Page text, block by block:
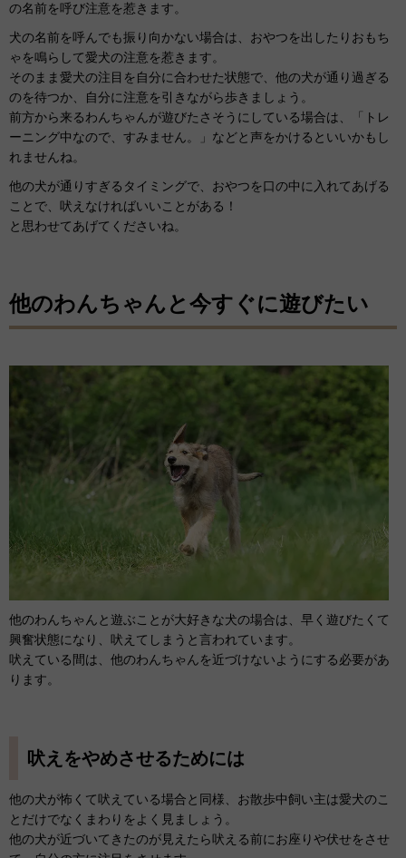
の名前を呼び注意を惹きます。
犬の名前を呼んでも振り向かない場合は、おやつを出したりおもち
ゃを鳴らして愛犬の注意を惹きます。
そのまま愛犬の注目を自分に合わせた状態で、他の犬が通り過ぎる
のを待つか、自分に注意を引きながら歩きましょう。
前方から来るわんちゃんが遊びたさそうにしている場合は、「トレ
ーニング中なので、すみません。」などと声をかけるといいかもし
れませんね。
他の犬が通りすぎるタイミングで、おやつを口の中に入れてあげる
ことで、吠えなければいいことがある！
と思わせてあげてくださいね。
他のわんちゃんと今すぐに遊びたい
他のわんちゃんと遊ぶことが大好きな犬の場合は、早く遊びたくて
興奮状態になり、吠えてしまうと言われています。
吠えている間は、他のわんちゃんを近づけないようにする必要があ
ります。
吠えをやめさせるためには
他の犬が怖くて吠えている場合と同様、お散歩中飼い主は愛犬のこ
とだけでなくまわりをよく見ましょう。
他の犬が近づいてきたのが見えたら吠える前にお座りや伏せをさせ